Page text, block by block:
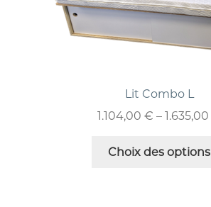
Lit Combo L
1.104,00 € – 1.635,00
Choix des options